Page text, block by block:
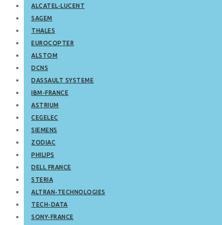
ALCATEL-LUCENT
SAGEM
THALES
EUROCOPTER
ALSTOM
DCNS
DASSAULT SYSTEME
IBM-FRANCE
ASTRIUM
CEGELEC
SIEMENS
ZODIAC
PHILIPS
DELL FRANCE
STERIA
ALTRAN-TECHNOLOGIES
TECH-DATA
SONY-FRANCE